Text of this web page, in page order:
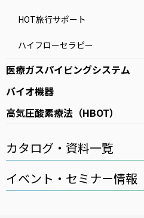
HOT旅行サポート
ハイフローセラピー
医療ガスパイピングシステム
バイオ機器
高気圧酸素療法（HBOT）
カタログ・資料一覧
全件表示
イベント・セミナー情報